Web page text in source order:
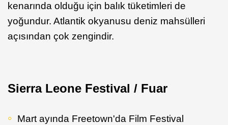
kenarında olduğu için balık tüketimleri de
yoğundur. Atlantik okyanusu deniz mahsülleri
açısından çok zengindir.
Sierra Leone Festival / Fuar
Mart ayında Freetown'da Film Festival